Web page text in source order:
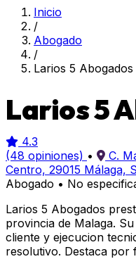
Inicio
/
Abogado
/
Larios 5 Abogados
Larios 5
4.3
(48 opiniones) •
C.
Centro, 29015 Málaga,
Abogado • No
Larios 5 Abogados
provincia de Malaga.
cliente y ejecucion
resolutivo. Destaca por